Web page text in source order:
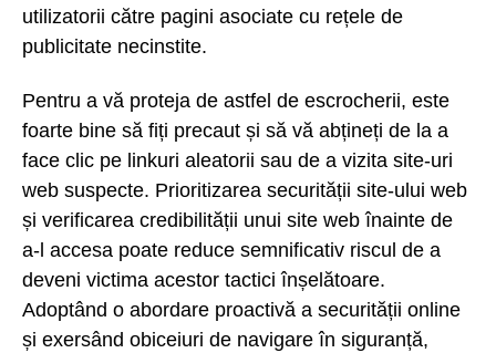
utilizatorii către pagini asociate cu rețele de
publicitate necinstite.
Pentru a vă proteja de astfel de escrocherii, este
foarte bine să fiți precaut și să vă abțineți de la a
face clic pe linkuri aleatorii sau de a vizita site-uri
web suspecte. Prioritizarea securității site-ului web
și verificarea credibilității unui site web înainte de
a-l accesa poate reduce semnificativ riscul de a
deveni victima acestor tactici înșelătoare.
Adoptând o abordare proactivă a securității online
și exersând obiceiuri de navigare în siguranță,